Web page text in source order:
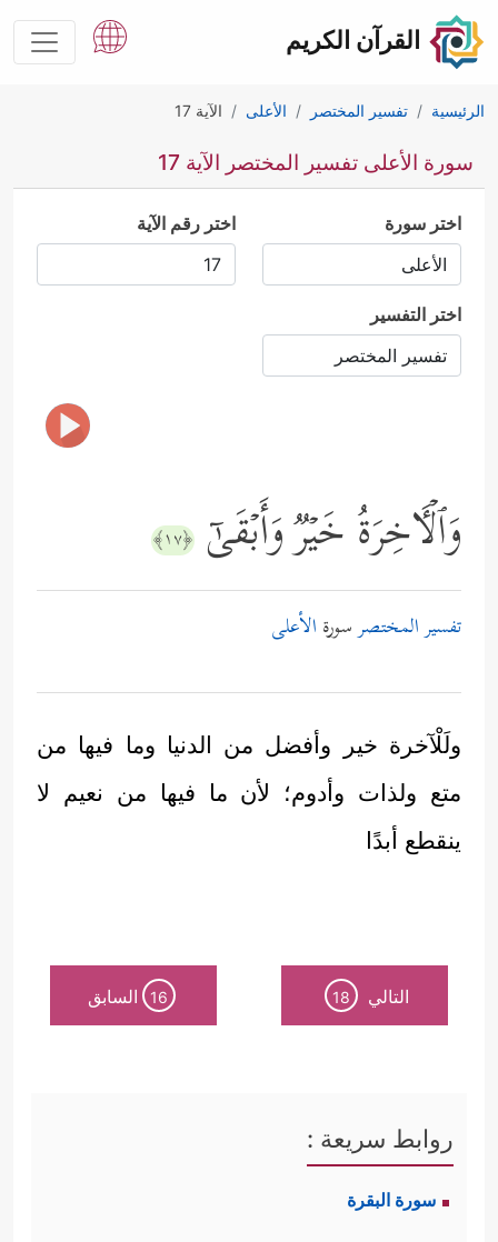
القرآن الكريم
الرئيسية تفسير المختصر الأعلى الآية 17
سورة الأعلى تفسير المختصر الآية 17
اختر سورة اختر رقم الآية
اختر التفسير
وَٱلۡـَٔاخِرَةُ خَیۡرࣱ وَأَبۡقَىٰۤ ﴿١٧﴾
تفسير المختصرسورة الأعلى
ولَلْآخرة خير وأفضل من الدنيا وما فيها من
متع ولذات وأدوم؛ لأن ما فيها من نعيم لا
ينقطع أبدًا
التالي 18
16 السابق
روابط سريعة :
سورة البقرة